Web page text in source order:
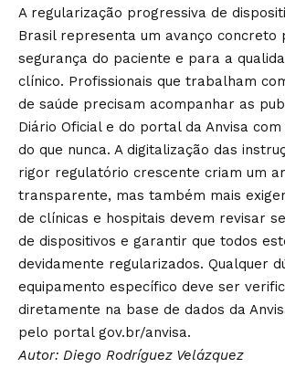
A regularização progressiva de
Brasil representa um avanço concreto
segurança do paciente e para a
clínico. Profissionais que trabalham
de saúde precisam acompanhar as
Diário Oficial e do portal da Anvisa
do que nunca. A digitalização das
rigor regulatório crescente criam um
transparente, mas também mais
de clínicas e hospitais devem revisar
de dispositivos e garantir que todos
devidamente regularizados. Qualquer
equipamento específico deve ser
diretamente na base de dados da
pelo portal gov.br/anvisa.
Autor: Diego Rodríguez Velázquez